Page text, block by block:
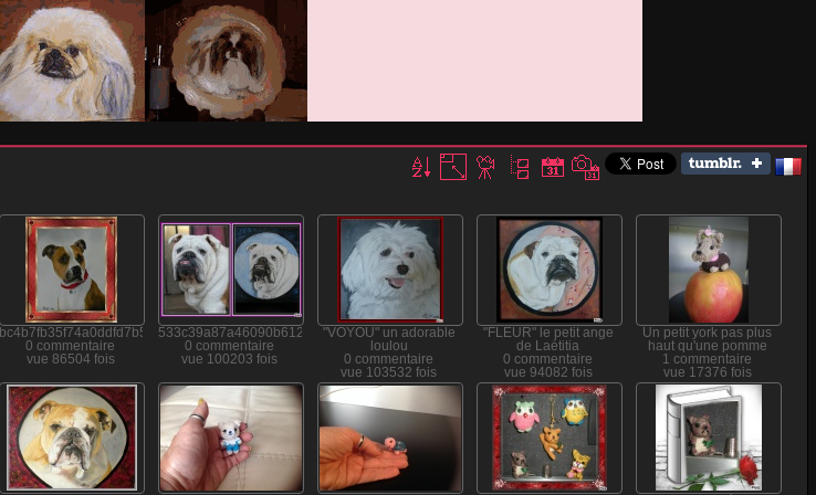
bc4b7fb35f74a0ddfd7b511ae9dced88
0 commentaire
vue 86504 fois
533c39a87a46090b612a2c3643765828
0 commentaire
vue 100203 fois
"VOYOU" un adorable
loulou
0 commentaire
vue 103532 fois
"FLEUR" le petit ange
de Laétitia
0 commentaire
vue 94082 fois
Un petit york pas plus
haut qu'une pomme
1 commentaire
vue 17376 fois